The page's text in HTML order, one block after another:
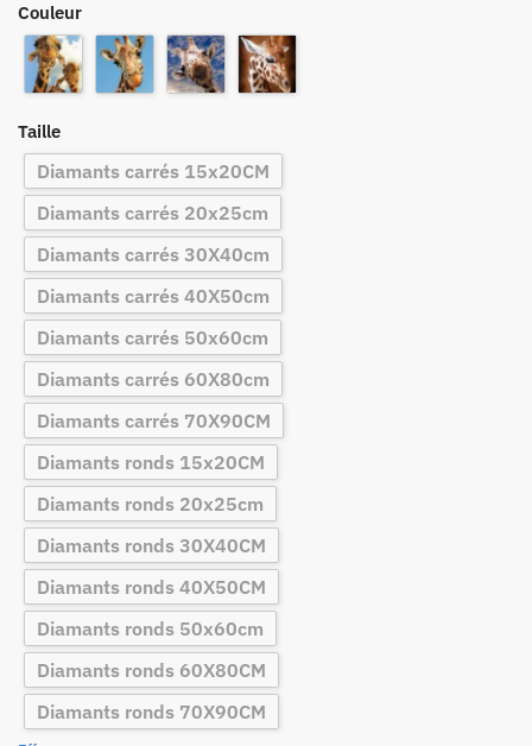
Couleur
Taille
Diamants carrés 15x20CM
Diamants carrés 20x25cm
Diamants carrés 30X40cm
Diamants carrés 40X50cm
Diamants carrés 50x60cm
Diamants carrés 60X80cm
Diamants carrés 70X90CM
Diamants ronds 15x20CM
Diamants ronds 20x25cm
Diamants ronds 30X40CM
Diamants ronds 40X50CM
Diamants ronds 50x60cm
Diamants ronds 60X80CM
Diamants ronds 70X90CM